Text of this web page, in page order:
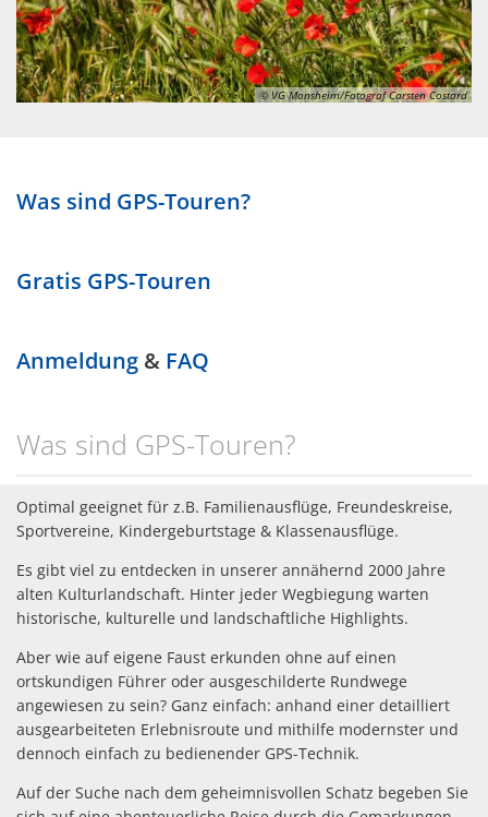
Gleichstellung
eRechnung & Virtuelle
Wein
Kulinarik
Vom Wein zum Rhein - Die
© VG Monsheim/Fotograf Carsten Costard
Was sind GPS-Touren?
Gratis GPS-Touren
Anmeldung & FAQ
Was sind GPS-Touren?
Optimal geeignet für z.B. Familienausflüge, Freundeskreise,
Sportvereine, Kindergeburtstage & Klassenausflüge.
Es gibt viel zu entdecken in unserer annähernd 2000 Jahre
alten Kulturlandschaft. Hinter jeder Wegbiegung warten
historische, kulturelle und landschaftliche Highlights.
Aber wie auf eigene Faust erkunden ohne auf einen
ortskundigen Führer oder ausgeschilderte Rundwege
angewiesen zu sein? Ganz einfach: anhand einer detailliert
ausgearbeiteten Erlebnisroute und mithilfe modernster und
dennoch einfach zu bedienender GPS-Technik.
Auf der Suche nach dem geheimnisvollen Schatz begeben Sie